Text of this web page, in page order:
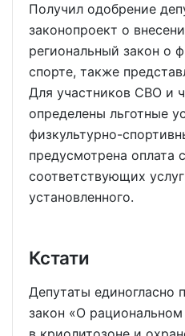
Получил одобрение
законопроект о
региональный закон о
спорте, также
Для участников СВО и
определены льготные
физкультурно-
предусмотрена оплата
соответствующих
установленного.
Кстати
Депутаты единогласно
закон «О